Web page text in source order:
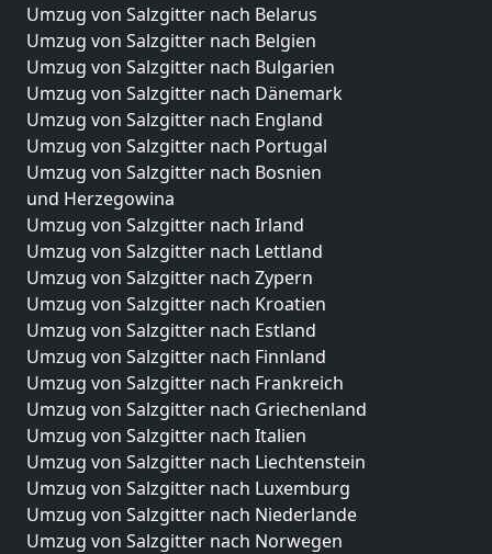
Umzug von Salzgitter nach Belarus
Umzug von Salzgitter nach Belgien
Umzug von Salzgitter nach Bulgarien
Umzug von Salzgitter nach Dänemark
Umzug von Salzgitter nach England
Umzug von Salzgitter nach Portugal
Umzug von Salzgitter nach Bosnien
und Herzegowina
Umzug von Salzgitter nach Irland
Umzug von Salzgitter nach Lettland
Umzug von Salzgitter nach Zypern
Umzug von Salzgitter nach Kroatien
Umzug von Salzgitter nach Estland
Umzug von Salzgitter nach Finnland
Umzug von Salzgitter nach Frankreich
Umzug von Salzgitter nach Griechenland
Umzug von Salzgitter nach Italien
Umzug von Salzgitter nach Liechtenstein
Umzug von Salzgitter nach Luxemburg
Umzug von Salzgitter nach Niederlande
Umzug von Salzgitter nach Norwegen